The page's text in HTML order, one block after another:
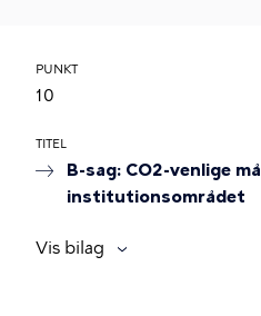
PUNKT
10
TITEL
B-sag: CO2-venlige
institutionsområdet
Vis bilag